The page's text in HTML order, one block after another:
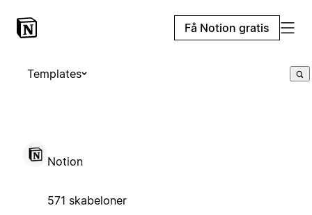
Få Notion gratis
Templates
Notion
571 skabeloner